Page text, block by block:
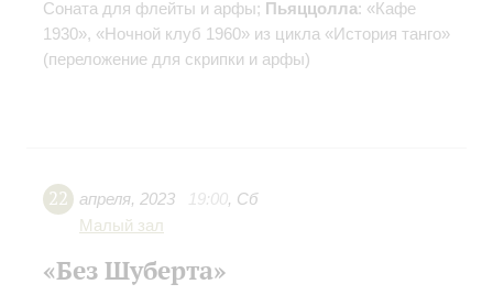
Соната для флейты и арфы; Пьяццолла: «Кафе
1930», «Ночной клуб 1960» из цикла «История танго»
(переложение для скрипки и арфы)
22 апреля, 2023 19:00, Сб
Малый зал
«Без Шуберта»